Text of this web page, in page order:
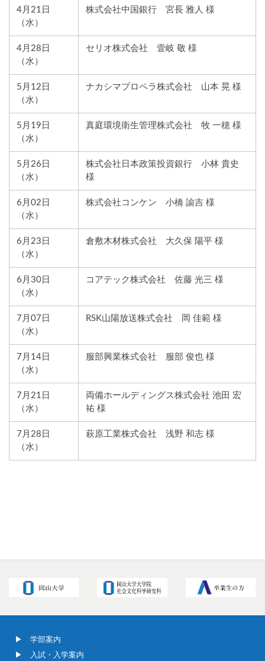
4月21日
（水）
株式会社中国銀行 宮長 雅人 様
4月28日
（水）
セリオ株式会社 壹岐 敬 様
5月12日
（水）
ナカシマプロペラ株式会社 山本 晃 様
5月19日
（水）
真庭環境衛生管理株式会社 牧 一穂 様
5月26日
（水）
株式会社日本政策投資銀行 小林 貴史
様
6月02日
（水）
株式会社コンケン 小橋 諭吉 様
6月23日
（水）
倉敷木材株式会社 大久保 陽平 様
6月30日
（水）
コアテック株式会社 佐藤 光三 様
7月07日
（水）
RSK山陽放送株式会社 岡 佳範 様
7月14日
（水）
服部興業株式会社 服部 俊也 様
7月21日
（水）
両備ホールディングス株式会社 池田 宏
祐 様
7月28日
（水）
萩原工業株式会社 浅野 和志 様
学部案内
入試・入学案内